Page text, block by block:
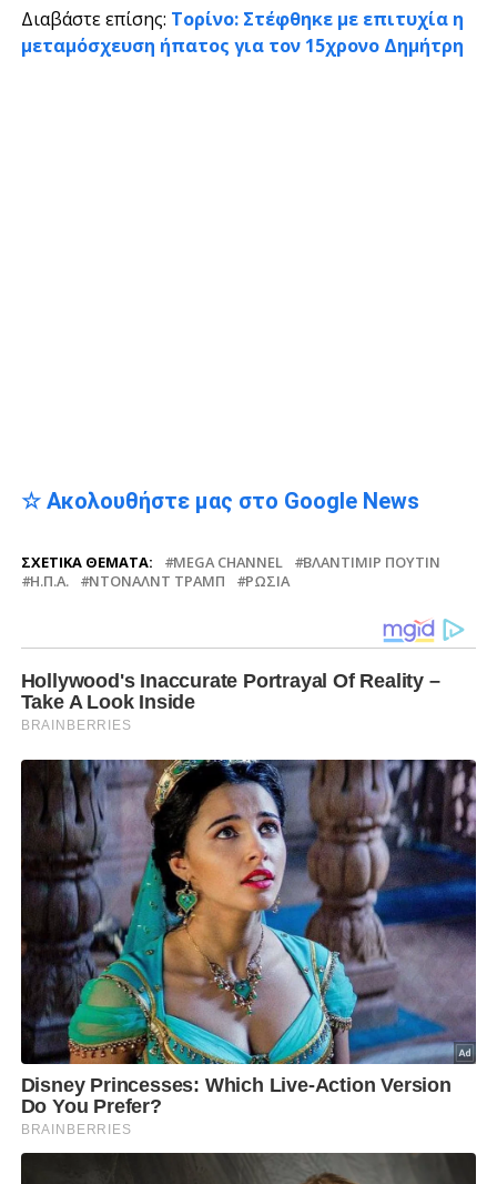
Διαβάστε επίσης: Τορίνο: Στέφθηκε με επιτυχία η
μεταμόσχευση ήπατος για τον 15χρονο Δημήτρη
☆ Ακολουθήστε μας στο Google News
ΣΧΕΤΙΚΆ ΘΈΜΑΤΑ: MEGA CHANNEL
ΒΛΑΝΤΊΜΙΡ ΠΟΎΤΙΝ
Η.Π.Α.
ΝΤΌΝΑΛΝΤ ΤΡΑΜΠ ΡΩΣΊΑ